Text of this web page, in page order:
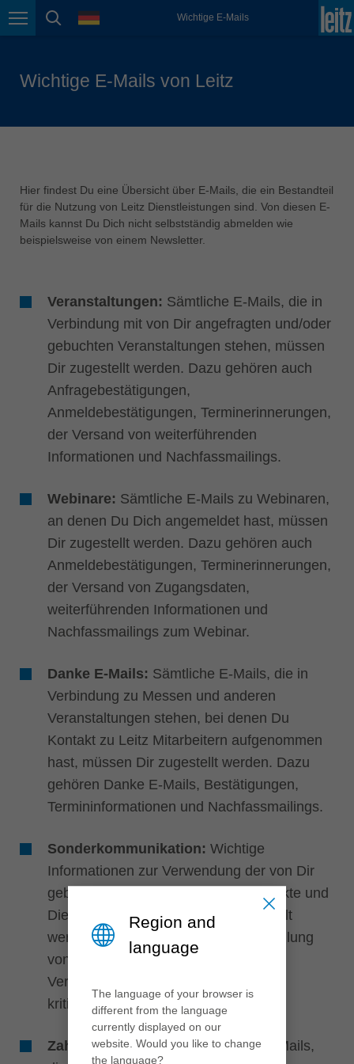
Seitennavigation
Seitensuche
Sprache Wichtige E-Mails
Nederland
Österreich
polski
Portugal
português
Schweiz
deutsch français
Singapore
english
Slovenija
slovenski
Suomi
english
Türkiye
türkçe
USA
tiếng việt
中国
中文
ประเทศไทย
ไทย
Україна
yкраїнська
Wichtige E-Mails von Leitz
Hier findest Du eine Übersicht über E-Mails, die ein Bestandteil
für die Nutzung von Leitz Dienstleistungen sind. Von diesen E-
Mails kannst Du Dich nicht selbstständig abmelden wie
beispielsweise von einem Newsletter.
Veranstaltungen: Sämtliche E-Mails, die in
Verbindung mit von Dir angefragten und/oder
gebuchten Veranstaltungen stehen, müssen
Dir zugestellt werden. Dazu gehören auch
Anfragebestätigungen,
Anmeldebestätigungen, Terminerinnerungen,
der Versand von weiterführenden
Informationen und Nachfassmailings.
Webinare: Sämtliche E-Mails zu Webinaren,
an denen Du Dich angemeldet hast, müssen
Dir zugestellt werden. Dazu gehören auch
Anmeldebestätigungen, Terminerinnerungen,
der Versand von Zugangsdaten,
weiterführenden Informationen und
Nachfassmailings zum Webinar.
Danke E-Mails: Sämtliche E-Mails, die in
Verbindung zu Messen und anderen
Veranstaltungen stehen, bei denen Du
Kontakt zu Leitz Mitarbeitern aufgenommen
hast, müssen Dir zugestellt werden. Dazu
gehören Danke E-Mails, Bestätigungen,
Termininformationen und Nachfassmailings.
Sonderkommunikation: Wichtige
Informationen zur Verwendung der von Dir
gebuchten und/oder genutzten Produkte und
Dienstleistungen müssen Dir zugestellt
werden. Dazu gehören auch die Mitteilung
von Sonderwartungen und
Verfügbarkeitsproblemen sowie von
kritischen Sicherheitsinformationen.
Zahlungsabwicklung: Sämtliche E-Mails,
Region and
language
The language of your browser is
different from the language
currently displayed on our
website. Would you like to change
the language?